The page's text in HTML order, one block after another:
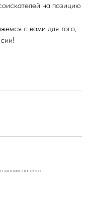
на позицию
с вами для того,
на него